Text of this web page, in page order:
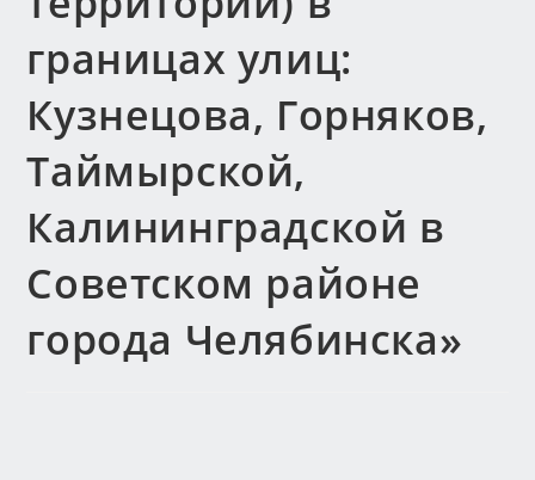
границах улиц:
Кузнецова, Горняков,
Таймырской,
Калининградской в
Советском районе
города Челябинска»